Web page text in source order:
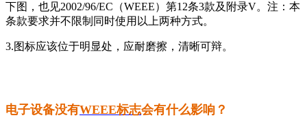
下图，也见2002/96/EC（WEEE）第12条3款及附录V。注：本
条款要求并不限制同时使用以上两种方式。
3.图标应该位于明显处，应耐磨擦，清晰可辩。
电子设备没有WEEE标志会有什么影响？